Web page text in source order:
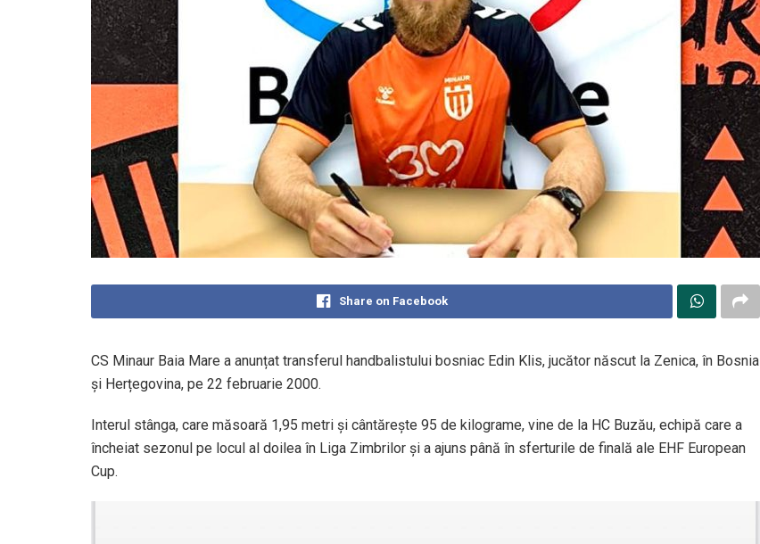
Share on Facebook
CS Minaur Baia Mare a anunțat transferul handbalistului bosniac Edin Klis, jucător născut la Zenica, în Bosnia
și Herțegovina, pe 22 februarie 2000.
Interul stânga, care măsoară 1,95 metri și cântărește 95 de kilograme, vine de la HC Buzău, echipă care a
încheiat sezonul pe locul al doilea în Liga Zimbrilor și a ajuns până în sferturile de finală ale EHF European
Cup.